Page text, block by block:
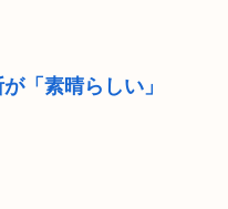
「素晴らしい」